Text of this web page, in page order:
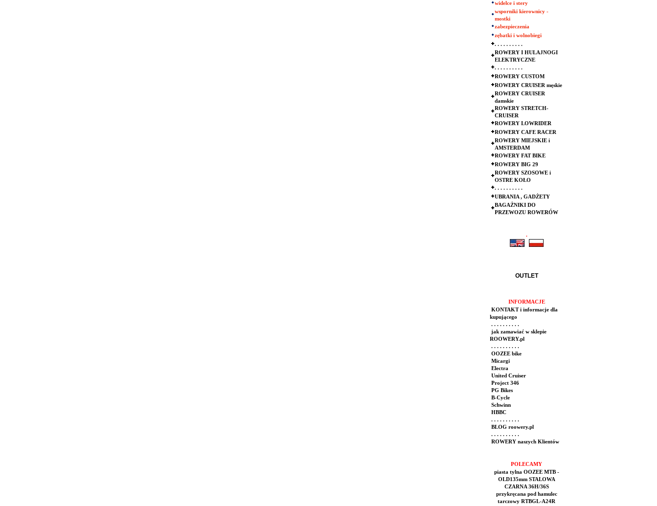
widelce i stery
wsporniki kierownicy -
mostki
zabezpieczenia
zębatki i wolnobiegi
. . . . . . . . . .
ROWERY I HULAJNOGI
ELEKTRYCZNE
. . . . . . . . . .
ROWERY CUSTOM
ROWERY CRUISER męskie
ROWERY CRUISER
damskie
ROWERY STRETCH-
CRUISER
ROWERY LOWRIDER
ROWERY CAFE RACER
ROWERY MIEJSKIE i
AMSTERDAM
ROWERY FAT BIKE
ROWERY BIG 29
ROWERY SZOSOWE i
OSTRE KOŁO
. . . . . . . . . .
UBRANIA , GADŻETY
BAGAŻNIKI DO
PRZEWOZU ROWERÓW
.
OUTLET
INFORMACJE
KONTAKT i informacje dla
kupującego
. . . . . . . . . .
jak zamawiać w sklepie
ROOWERY.pl
. . . . . . . . . .
OOZEE bike
Micargi
Electra
United Cruiser
Project 346
PG Bikes
B-Cycle
Schwinn
HBBC
. . . . . . . . . .
BLOG roowery.pl
. . . . . . . . . .
ROWERY naszych Klientów
POLECAMY
piasta tylna OOZEE MTB -
OLD135mm STALOWA
CZARNA 36H/36S
przykręcana pod hamulec
tarczowy RTBGL-A24R